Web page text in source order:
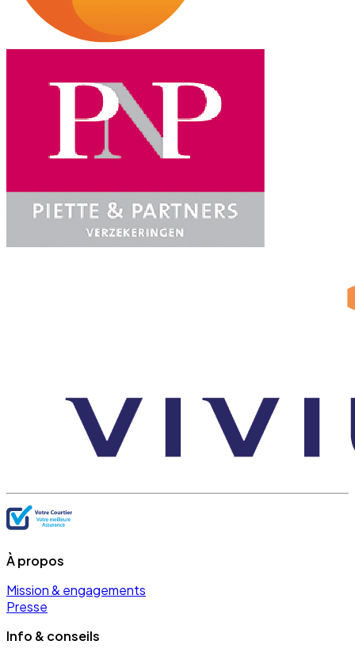
À propos
Mission & engagements
Presse
Info & conseils